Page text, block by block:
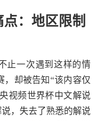
：地区限制
止一次遇到这样的情
，却被告知“该内容仅
视频世界杯中文解说
，失去了熟悉的解说